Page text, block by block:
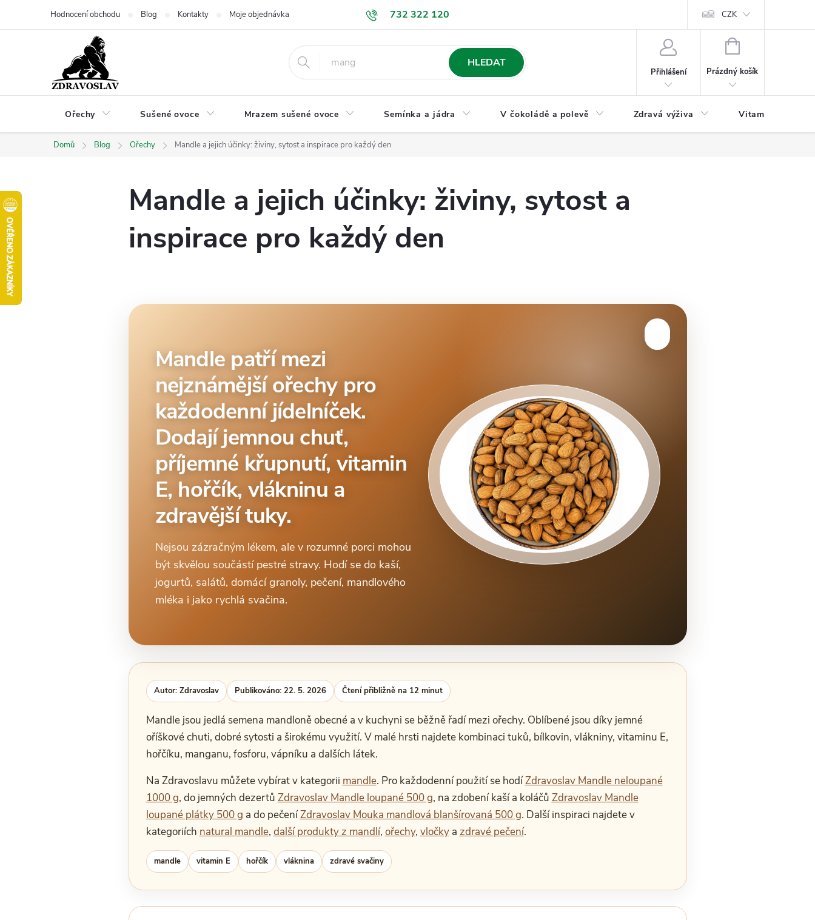
732 322 120
Hodnocení obchodu Blog Kontakty Moje objednávka GDPR a ochrana osobních údajů Jak nakupovat Formulář pro odstoupení od
CZK
HLEDAT
Přihlášení
NÁKUPNÍ
Prázdný košík
Ořechy Sušené ovoce Mrazem sušené ovoce Semínka a jádra V čokoládě a polevě Zdravá výživa Vitamíny a
Domů Blog Ořechy Mandle a jejich účinky: živiny, sytost a inspirace pro každý den
Mandle a jejich účinky: živiny, sytost a
inspirace pro každý den
Mandle patří mezi
nejznámější ořechy pro
každodenní jídelníček.
Dodají jemnou chuť,
příjemné křupnutí, vitamin
E, hořčík, vlákninu a
zdravější tuky.
Nejsou zázračným lékem, ale v rozumné porci mohou
být skvělou součástí pestré stravy. Hodí se do kaší,
jogurtů, salátů, domácí granoly, pečení, mandlového
mléka i jako rychlá svačina.
Autor: Zdravoslav Publikováno: 22. 5. 2026 Čtení přibližně na 12 minut
Mandle jsou jedlá semena mandloně obecné a v kuchyni se běžně řadí mezi ořechy. Oblíbené jsou díky jemné
oříškové chuti, dobré sytosti a širokému využití. V malé hrsti najdete kombinaci tuků, bílkovin, vlákniny, vitaminu E,
hořčíku, manganu, fosforu, vápníku a dalších látek.
Na Zdravoslavu můžete vybírat v kategorii mandle. Pro každodenní použití se hodíZdravoslav Mandle neloupané
1000 g, do jemných dezertů Zdravoslav Mandle loupané 500 g, na zdobení kaší a koláčů Zdravoslav Mandle
loupané plátky 500 g a do pečeníZdravoslav Mouka mandlová blanšírovaná 500 g. Další inspiraci najdete v
kategoriích natural mandle, další produkty z mandlí, ořechy, vločkya zdravé pečení.
mandle vitamin E hořčík vláknina zdravé svačiny